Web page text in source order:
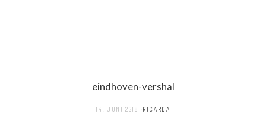
eindhoven-vershal
14. JUNI 2018 RICARDA